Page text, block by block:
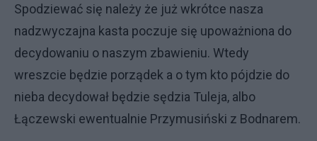
Spodziewać się należy że już wkrótce nasza
nadzwyczajna kasta poczuje się upoważniona do
decydowaniu o naszym zbawieniu. Wtedy
wreszcie będzie porządek a o tym kto pójdzie do
nieba decydował będzie sędzia Tuleja, albo
Łączewski ewentualnie Przymusiński z Bodnarem.